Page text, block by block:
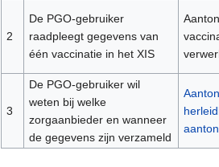
2
De PGO-gebruiker
raadpleegt gegevens van
één vaccinatie in het XIS
3
De PGO-gebruiker wil
weten bij welke
zorgaanbieder en wanneer
de gegevens zijn verzameld